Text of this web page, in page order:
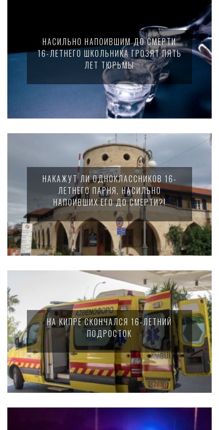
НАСИЛЬНО НАПОИВШИМ ДО СМЕРТИ
16-ЛЕТНЕГО ШКОЛЬНИКА ГРОЗЯТ ПЯТЬ
ЛЕТ ТЮРЬМЫ
НАКАЖУТ ЛИ ОДНОКЛАССНИКОВ 16-
ЛЕТНЕГО ПАРНЯ, НАСИЛЬНО
НАПОИВШИХ ЕГО ДО СМЕРТИ?!
НА КИПРЕ СКОНЧАЛСЯ 16-ЛЕТНИЙ
ПОДРОСТОК